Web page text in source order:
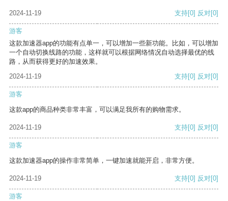
2024-11-19 支持[0] 反对[0]
游客
这款加速器app的功能有点单一，可以增加一些新功能。比如，可以增加
一个自动切换线路的功能，这样就可以根据网络情况自动选择最优的线
路，从而获得更好的加速效果。
2024-11-19
支持[0] 反对[0]
游客
这款app的商品种类非常丰富，可以满足我所有的购物需求。
2024-11-19 支持[0] 反对[0]
游客
这款加速器app的操作非常简单，一键加速就能开启，非常方便。
2024-11-19 支持[0] 反对[0]
游客